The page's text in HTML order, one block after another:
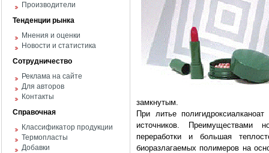
Производители
Тенденции рынка
Мнения и оценки
Новости и статистика
Сотрудничество
Реклама на сайте
Для авторов
Контакты
Справочная
Классификатор продукции
Термопласты
Добавки
замкнутым.
При литье
источников. Преимуществами
переработки и большая
биоразлагаемых полимеров на